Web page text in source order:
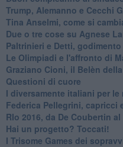
Trump, Alemanno e Cecchi
Tina Anselmi, come si
Due o tre cose su Agnese
Paltrinieri e Detti,
Le Olimpiadi e l'affronto di
Graziano Cioni, il Belèn
Questioni di cuore
I diversamente italiani per le
Federica Pellegrini, capricci
RIo 2016, da De Coubertin
​Hai un progetto? Toccati!
​I Trisome Games dei